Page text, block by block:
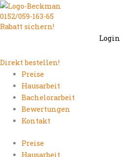
Zum
Inhalt
springen
0152/059-163-65
Rabatt sichern!
Login
Direkt bestellen!
Preise
Hausarbeit
Bachelorarbeit
Bewertungen
Kontakt
Preise
Hausarbeit